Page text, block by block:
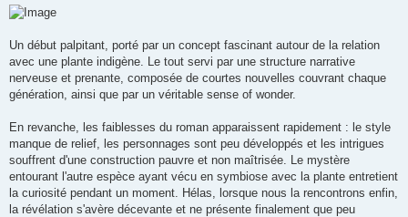
s
s
g
e
Un début palpitant, porté par un concept fascinant autour de la relation
avec une plante indigène. Le tout servi par une structure narrative
nerveuse et prenante, composée de courtes nouvelles couvrant chaque
génération, ainsi que par un véritable sense of wonder.
En revanche, les faiblesses du roman apparaissent rapidement : le style
manque de relief, les personnages sont peu développés et les intrigues
souffrent d'une construction pauvre et non maîtrisée. Le mystère
entourant l'autre espèce ayant vécu en symbiose avec la plante entretient
la curiosité pendant un moment. Hélas, lorsque nous la rencontrons enfin,
la révélation s'avère décevante et ne présente finalement que peu